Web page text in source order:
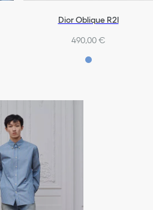
Dior Oblique R2I
490,00 €